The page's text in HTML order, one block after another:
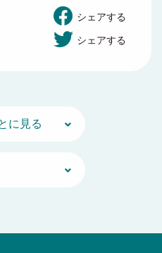
シェアする
シェアする